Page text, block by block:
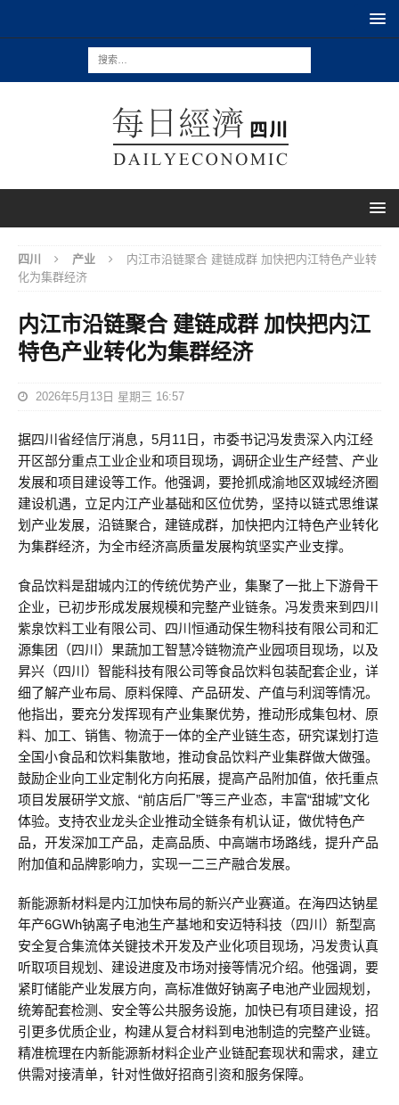
四川 产业
内江市沿链聚合 建链成群 加快把内江特色产业转
化为集群经济
内江市沿链聚合 建链成群 加快把内江
特色产业转化为集群经济
2026年5月13日 星期三 16:57
据四川省经信厅消息，5月11日，市委书记冯发贵深入内江经
开区部分重点工业企业和项目现场，调研企业生产经营、产业
发展和项目建设等工作。他强调，要抢抓成渝地区双城经济圈
建设机遇，立足内江产业基础和区位优势，坚持以链式思维谋
划产业发展，沿链聚合，建链成群，加快把内江特色产业转化
为集群经济，为全市经济高质量发展构筑坚实产业支撑。
食品饮料是甜城内江的传统优势产业，集聚了一批上下游骨干
企业，已初步形成发展规模和完整产业链条。冯发贵来到四川
紫泉饮料工业有限公司、四川恒通动保生物科技有限公司和汇
源集团（四川）果蔬加工智慧冷链物流产业园项目现场，以及
昇兴（四川）智能科技有限公司等食品饮料包装配套企业，详
细了解产业布局、原料保障、产品研发、产值与利润等情况。
他指出，要充分发挥现有产业集聚优势，推动形成集包材、原
料、加工、销售、物流于一体的全产业链生态，研究谋划打造
全国小食品和饮料集散地，推动食品饮料产业集群做大做强。
鼓励企业向工业定制化方向拓展，提高产品附加值，依托重点
项目发展研学文旅、“前店后厂”等三产业态，丰富“甜城”文化
体验。支持农业龙头企业推动全链条有机认证，做优特色产
品，开发深加工产品，走高品质、中高端市场路线，提升产品
附加值和品牌影响力，实现一二三产融合发展。
新能源新材料是内江加快布局的新兴产业赛道。在海四达钠星
年产6GWh钠离子电池生产基地和安迈特科技（四川）新型高
安全复合集流体关键技术开发及产业化项目现场，冯发贵认真
听取项目规划、建设进度及市场对接等情况介绍。他强调，要
紧盯储能产业发展方向，高标准做好钠离子电池产业园规划，
统筹配套检测、安全等公共服务设施，加快已有项目建设，招
引更多优质企业，构建从复合材料到电池制造的完整产业链。
精准梳理在内新能源新材料企业产业链配套现状和需求，建立
供需对接清单，针对性做好招商引资和服务保障。